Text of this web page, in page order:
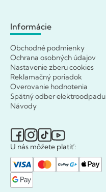
Informácie
Obchodné podmienky
Ochrana osobných údajov
Nastavenie zberu cookies
Reklamačný poriadok
Overovanie hodnotenia
Spätný odber elektroodpadu
Návody
U nás môžete platiť: